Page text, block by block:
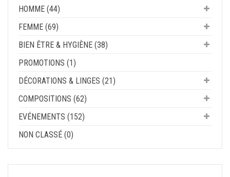
HOMME (44)
FEMME (69)
BIEN ÊTRE & HYGIÈNE (38)
PROMOTIONS (1)
DÉCORATIONS & LINGES (21)
COMPOSITIONS (62)
EVÉNEMENTS (152)
NON CLASSÉ (0)